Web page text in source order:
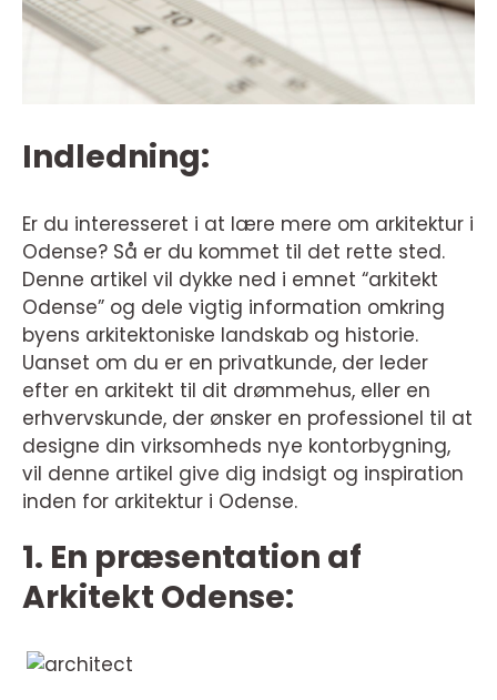
Indledning:
Er du interesseret i at lære mere om arkitektur i
Odense? Så er du kommet til det rette sted.
Denne artikel vil dykke ned i emnet “arkitekt
Odense” og dele vigtig information omkring
byens arkitektoniske landskab og historie.
Uanset om du er en privatkunde, der leder
efter en arkitekt til dit drømmehus, eller en
erhvervskunde, der ønsker en professionel til at
designe din virksomheds nye kontorbygning,
vil denne artikel give dig indsigt og inspiration
inden for arkitektur i Odense.
1. En præsentation af
Arkitekt Odense: